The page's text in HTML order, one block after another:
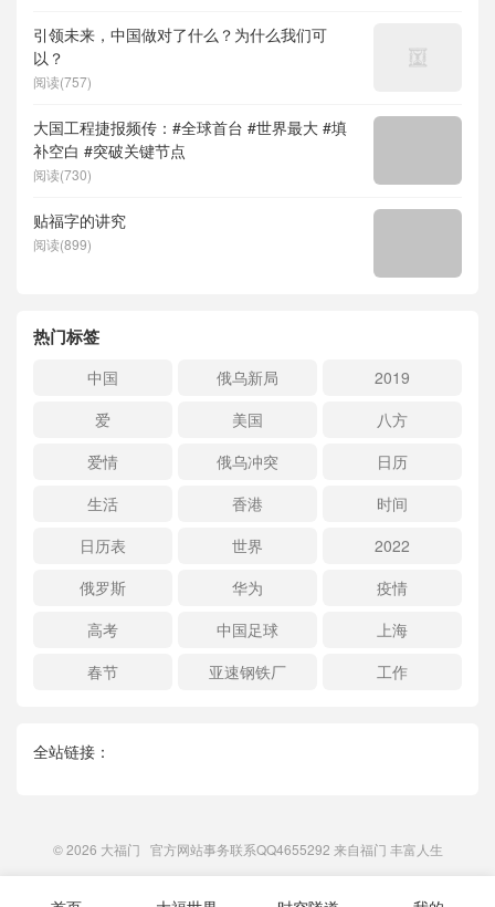
引领未来，中国做对了什么？为什么我们可
以？
阅读(757)
大国工程捷报频传：#全球首台 #世界最大 #填
补空白 #突破关键节点
阅读(730)
贴福字的讲究
阅读(899)
热门标签
中国 俄乌新局
2019
爱
美国
八方
爱情
俄乌冲突
日历
生活
香港
时间
日历表
世界
2022
俄罗斯
华为
疫情
高考
中国足球
上海
春节
亚速钢铁厂 工作
全站链接：
© 2026 大福门 官方网站事务联系QQ4655292 来自福门 丰富人生